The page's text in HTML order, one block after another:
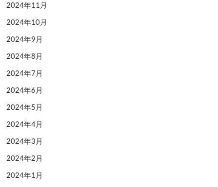
2024年11月
2024年10月
2024年9月
2024年8月
2024年7月
2024年6月
2024年5月
2024年4月
2024年3月
2024年2月
2024年1月